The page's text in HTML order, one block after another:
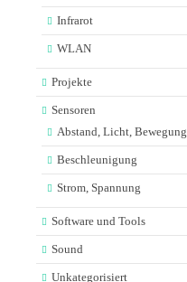
Infrarot
WLAN
Projekte
Sensoren
Abstand, Licht, Bewegung
Beschleunigung
Strom, Spannung
Software und Tools
Sound
Unkategorisiert